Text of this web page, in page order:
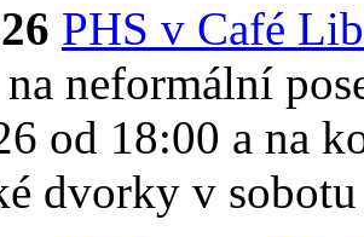
PHS v Café
neformální
od 18:00 a na
dvorky v